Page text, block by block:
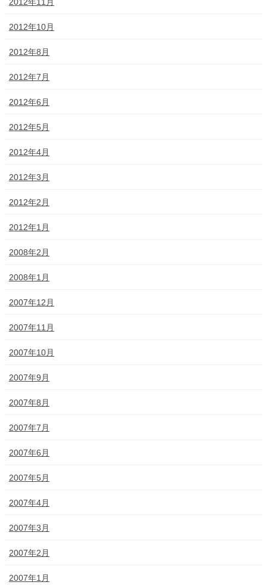
2012年11月
2012年10月
2012年8月
2012年7月
2012年6月
2012年5月
2012年4月
2012年3月
2012年2月
2012年1月
2008年2月
2008年1月
2007年12月
2007年11月
2007年10月
2007年9月
2007年8月
2007年7月
2007年6月
2007年5月
2007年4月
2007年3月
2007年2月
2007年1月